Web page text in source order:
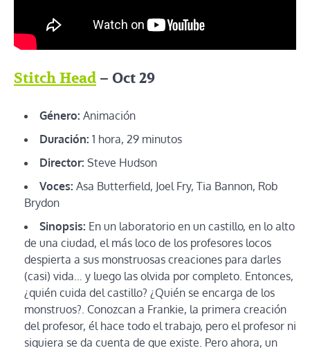
Stitch Head – Oct 29
Género: Animación
Duración: 1 hora, 29 minutos
Director: Steve Hudson
Voces: Asa Butterfield, Joel Fry, Tia Bannon, Rob
Brydon
Sinopsis: En un laboratorio en un castillo, en lo alto
de una ciudad, el más loco de los profesores locos
despierta a sus monstruosas creaciones para darles
(casi) vida… y luego las olvida por completo. Entonces,
¿quién cuida del castillo? ¿Quién se encarga de los
monstruos?. Conozcan a Frankie, la primera creación
del profesor, él hace todo el trabajo, pero el profesor ni
siquiera se da cuenta de que existe. Pero ahora, un